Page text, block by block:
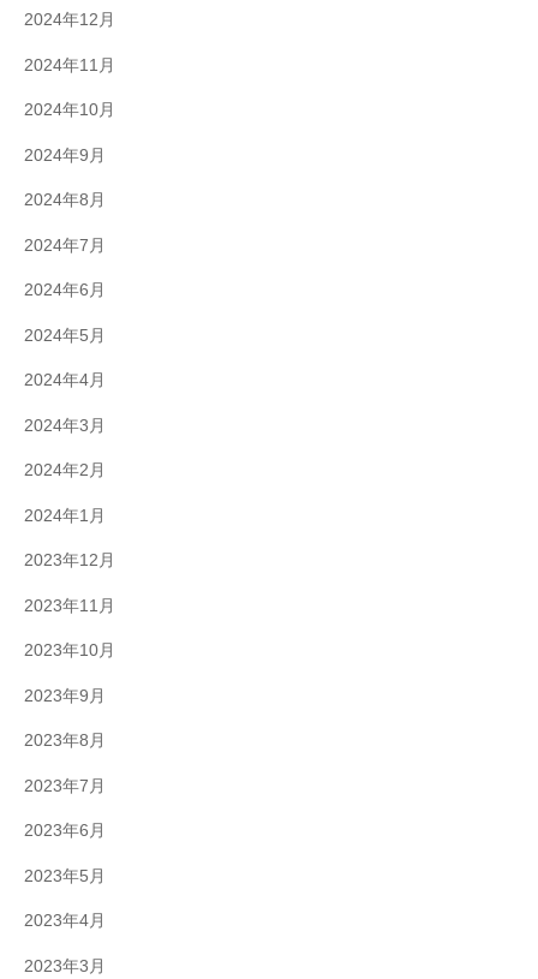
2024年12月
2024年11月
2024年10月
2024年9月
2024年8月
2024年7月
2024年6月
2024年5月
2024年4月
2024年3月
2024年2月
2024年1月
2023年12月
2023年11月
2023年10月
2023年9月
2023年8月
2023年7月
2023年6月
2023年5月
2023年4月
2023年3月